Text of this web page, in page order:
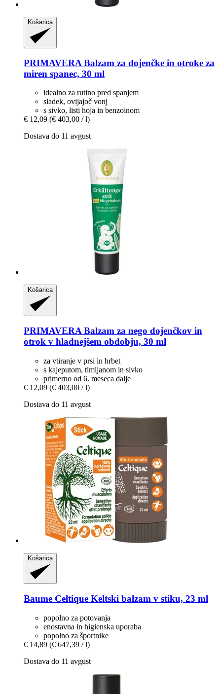
Košarica
PRIMAVERA Balzam za dojenčke in otroke za
miren spanec, 30 ml
idealno za rutino pred spanjem
sladek, ovijajoč vonj
s sivko, listi hoja in benzoinom
€ 12,09 (€ 403,00 / l)
Dostava do 11 avgust
Košarica
PRIMAVERA Balzam za nego dojenčkov in
otrok v hladnejšem obdobju, 30 ml
za vtiranje v prsi in hrbet
s kajeputom, timijanom in sivko
primerno od 6. meseca dalje
€ 12,09 (€ 403,00 / l)
Dostava do 11 avgust
Košarica
Baume Celtique Keltski balzam v stiku, 23 ml
popolno za potovanja
enostavna in higienska uporaba
popolno za športnike
€ 14,89 (€ 647,39 / l)
Dostava do 11 avgust